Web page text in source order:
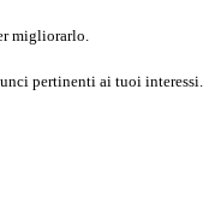
migliorarlo.
pertinenti ai tuoi interessi.